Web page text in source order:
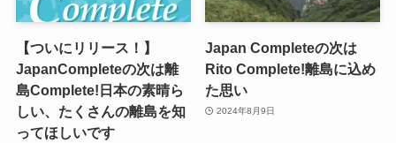
【ついにリリース！】
JapanCompleteの次は離
島Complete!日本の素晴ら
しい、たくさんの離島を知
ってほしいです
Japan Completeの次は
Rito Complete!離島に込め
た思い
2024年8月9日